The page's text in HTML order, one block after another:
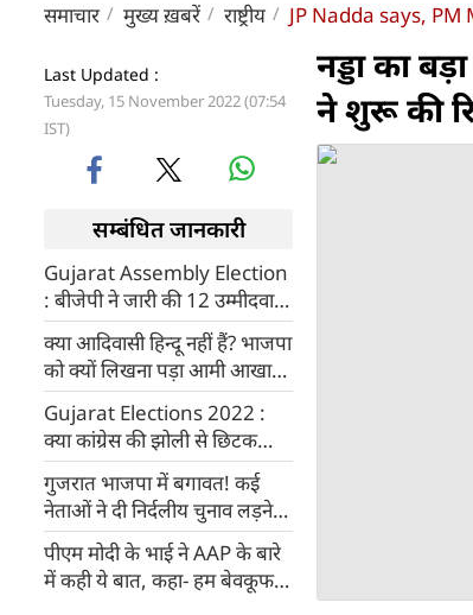
समाचार मुख्य ख़बरें राष्ट्रीय JP Nadda says,
Last Updated :
Tuesday, 15 November 2022 (07:54
IST)
सम्बंधित जानकारी
Gujarat Assembly Election
: बीजेपी ने जारी की 12 उम्मीदवारों
की चौथी लिस्ट, अल्पेश ठाकोर की
बदली सीट
क्या आदिवासी हिन्दू नहीं हैं? भाजपा
को क्यों लिखना पड़ा आमी आखा
हिन्दू छे!
Gujarat Elections 2022 :
क्या कांग्रेस की झोली से छिटक
जाएंगे मुस्लिम वोटर? सर्वे में BJP
को लेकर आया चौंकाने वाला नतीजा
गुजरात भाजपा में बगावत! कई
नेताओं ने दी निर्दलीय चुनाव लड़ने
की चेतावनी
पीएम मोदी के भाई ने AAP के बारे
में कही ये बात, कहा- हम बेवकूफ
नड्डा का
ने शुरू की